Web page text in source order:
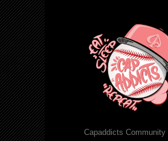
Capaddicts Community